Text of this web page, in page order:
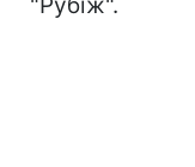
"Рубіж".